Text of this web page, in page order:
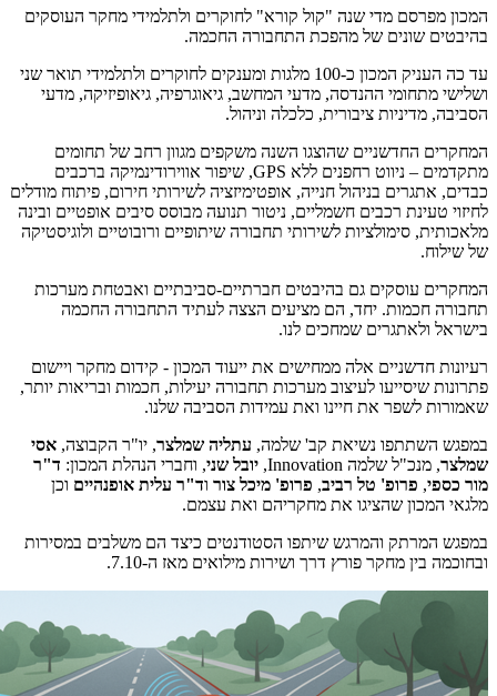
המכון מפרסם מדי שנה "קול קורא" לחוקרים ולתלמידי מחקר העוסקים
בהיבטים שונים של מהפכת התחבורה החכמה.
עד כה העניק המכון כ-100 מלגות ומענקים לחוקרים ולתלמידי תואר שני
ושלישי מתחומי ההנדסה, מדעי המחשב, גיאוגרפיה, גיאופיזיקה, מדעי
הסביבה, מדיניות ציבורית, כלכלה וניהול.
המחקרים החדשניים שהוצגו השנה משקפים מגוון רחב של תחומים
מתקדמים – ניווט רחפנים ללא GPS, שיפור אווירודינמיקה ברכבים
כבדים, אתגרים בניהול חנייה, אופטימיזציה לשירותי חירום, פיתוח מודלים
לחיזוי טעינת רכבים חשמליים, ניטור תנועה מבוסס סיבים אופטיים ובינה
מלאכותית, סימולציות לשירותי תחבורה שיתופיים ורובוטיים ולוגיסטיקה
של שילוח.
המחקרים עוסקים גם בהיבטים חברתיים-סביבתיים ואבטחת מערכות
תחבורה חכמות. יחד, הם מציעים הצצה לעתיד התחבורה החכמה
בישראל ולאתגרים שמחכים לנו.
רעיונות חדשניים אלה ממחישים את ייעוד המכון - קידום מחקר ויישום
פתרונות שיסייעו לעיצוב מערכות תחבורה יעילות, חכמות ובריאות יותר,
שאמורות לשפר את חיינו ואת עמידות הסביבה שלנו.
במפגש השתתפו נשיאת קב' שלמה, עתליה שמלצר, יו"ר הקבוצה, אסי
שמלצר, מנכ"ל שלמה Innovation, יובל שני, וחברי הנהלת המכון: ד"ר
מור כספי, פרופ' טל רביב, פרופ' מיכל צור וד"ר עלית אופנהיים וכן
מלגאי המכון שהציגו את מחקריהם ואת עצמם.
במפגש המרתק והמרגש שיתפו הסטודנטים כיצד הם משלבים במסירות
ובחוכמה בין מחקר פורץ דרך ושירות מילואים מאז ה-7.10.